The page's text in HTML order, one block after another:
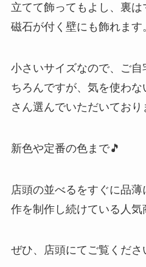
立てて飾ってもよし、裏
磁石が付く壁にも飾れます
小さいサイズなので、ご自
ちろんですが、気を使わな
さん選んでいただいており
新色や定番の色まで🎵
店頭の並べるをすぐに品
作を制作し続けている人気
ぜひ、店頭にてご覧くだ